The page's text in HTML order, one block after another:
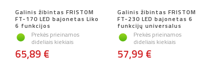
Galinis žibintas FRISTOM
FT-170 LED bajonetas Liko
6 funkcijos
Prekės prieinamos
dideliais kiekiais
65,89 €
Galinis žibintas FRISTOM
FT-230 LED bajonetas 6
funkcijų universalus
Prekės prieinamos
dideliais kiekiais
57,99 €